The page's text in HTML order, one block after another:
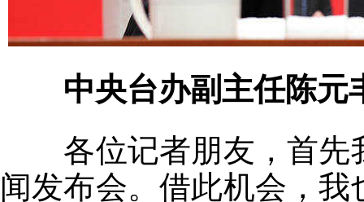
中央台办副主任陈元
各位记者朋友，首
闻发布会。借此机会，